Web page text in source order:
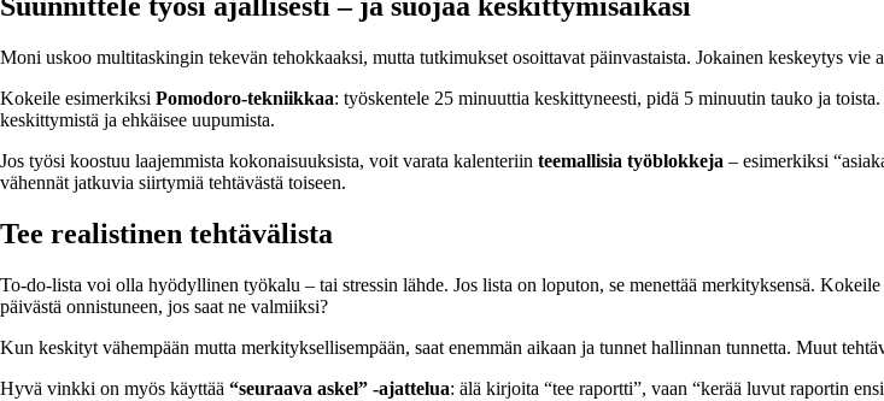
Suunnittele työsi ajallisesti – ja suojaa keskittymisaikasi
Moni uskoo multitaskingin tekevän tehokkaaksi, mutta tutkimukset osoittavat päinvastaista. Jokainen keskeytys vie
Kokeile esimerkiksi Pomodoro-tekniikkaa: työskentele 25 minuuttia keskittyneesti, pidä 5 minuutin tauko ja
keskittymistä ja ehkäisee uupumista.
Jos työsi koostuu laajemmista kokonaisuuksista, voit varata kalenteriin teemallisia työblokkeja – esimerkiksi
vähennät jatkuvia siirtymiä tehtävästä toiseen.
Tee realistinen tehtävälista
To-do-lista voi olla hyödyllinen työkalu – tai stressin lähde. Jos lista on loputon, se menettää merkityksensä. Kokeile
päivästä onnistuneen, jos saat ne valmiiksi?
Kun keskityt vähempään mutta merkityksellisempään, saat enemmän aikaan ja tunnet hallinnan tunnetta. Muut
Hyvä vinkki on myös käyttää “seuraava askel” -ajattelua: älä kirjoita “tee raportti”, vaan “kerää luvut raportin